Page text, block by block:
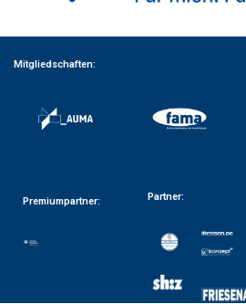
Mitgliedschaften:
Premiumpartner: Partner: